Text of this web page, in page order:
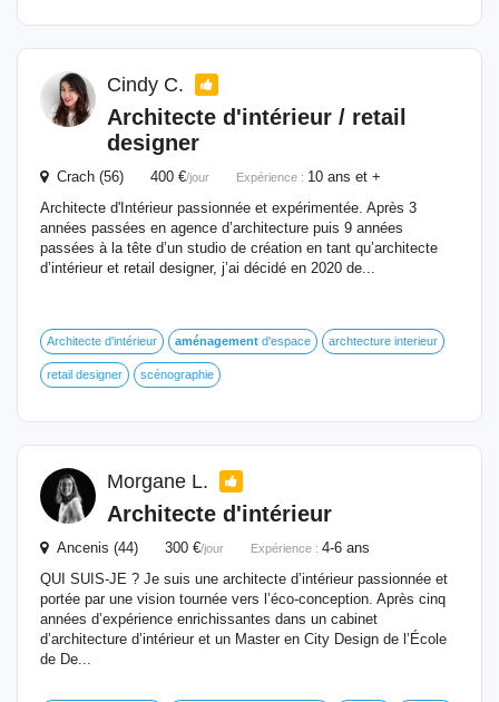
Cindy C.
Architecte d'intérieur / retail
designer
Crach (56) 400 €/jour Expérience : 10 ans et +
Architecte d'Intérieur passionnée et expérimentée. Après 3
années passées en agence d’architecture puis 9 années
passées à la tête d’un studio de création en tant qu’architecte
d’intérieur et retail designer, j’ai décidé en 2020 de...
Architecte d'intérieur aménagement d'espace archtecture interieur
retail designer scénographie
Morgane L.
Architecte d'intérieur
Ancenis (44) 300 €/jour Expérience : 4-6 ans
QUI SUIS-JE ? Je suis une architecte d’intérieur passionnée et
portée par une vision tournée vers l’éco-conception. Après cinq
années d’expérience enrichissantes dans un cabinet
d’architecture d’intérieur et un Master en City Design de l’École
de De...